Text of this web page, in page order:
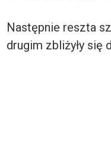
Następnie reszta
drugim zbliżyły się